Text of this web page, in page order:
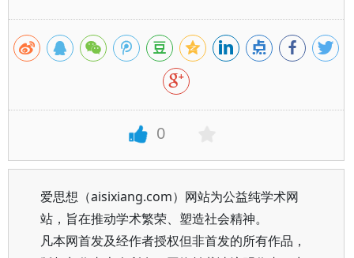
0
爱思想（aisixiang.com）网站为公益纯学术网
站，旨在推动学术繁荣、塑造社会精神。
凡本网首发及经作者授权但非首发的所有作品，